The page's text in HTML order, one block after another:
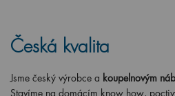
Česká kvalita
Jsme český výrobce a koupelnovým
Stavíme na domácím know how,